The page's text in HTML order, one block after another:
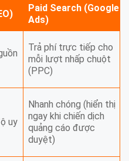
Paid Search (Google
Ads)
Trả phí trực tiếp cho
mỗi lượt nhấp chuột
(PPC)
uy
Nhanh chóng (hiển thị
ngay khi chiến dịch
quảng cáo được
duyệt)